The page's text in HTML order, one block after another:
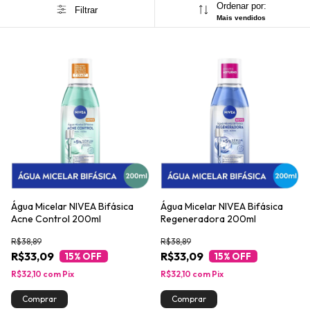
Filtrar Ordenar por:
Mais vendidos
Água Micelar NIVEA Bifásica
Acne Control 200ml
R$33,09
R$38,89
15% OFF
R$32,10 com Pix
Água Micelar NIVEA Bifásica
Regeneradora 200ml
R$33,09
R$38,89
15% OFF
R$32,10 com Pix